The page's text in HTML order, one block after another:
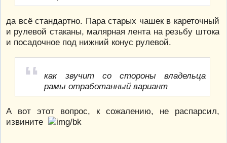
да всё стандартно. Пара старых чашек в кареточный
и рулевой стаканы, малярная лента на резьбу штока
и посадочное под нижний конус рулевой.
как звучит со стороны владельца
рамы отработанный вариант
А вот этот вопрос, к сожалению, не распарсил,
извините